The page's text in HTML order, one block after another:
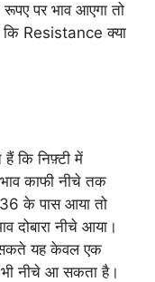
रूपए पर भाव आएगा तो
Resistance क्या
कि निफ़्टी में
काफी नीचे तक
के पास आया तो
नीचे आया।
सकते यह केवल एक
भी नीचे आ सकता है।